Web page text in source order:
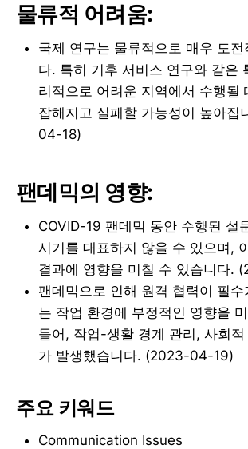
물류적 어려움:
국제 연구는 물류적으로 매우 도전
다. 특히 기후 서비스 연구와 같은
리적으로 어려운 지역에서 수행될
잡해지고 실패할 가능성이 높아
04-18)
팬데믹의 영향:
COVID-19 팬데믹 동안 수행된 설
시기를 대표하지 않을 수 있으며,
결과에 영향을 미칠 수 있습니다.
팬데믹으로 인해 원격 협력이 필
는 작업 환경에 부정적인 영향을
들어, 작업-생활 경계 관리, 사회
가 발생했습니다. (2023-04-19)
주요 키워드
Communication Issues